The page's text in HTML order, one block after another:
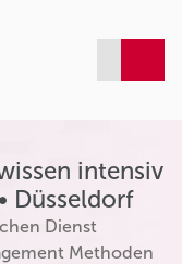
intensiv
Düsseldorf
Dienst
Methoden